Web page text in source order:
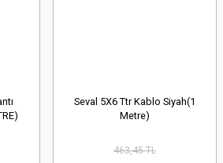
Seval 5X6 Ttr Kablo Siyah(1
Metre)
463,45 TL